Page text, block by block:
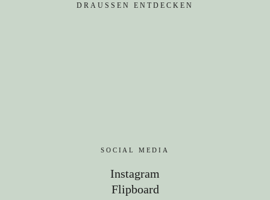
DRAUSSEN ENTDECKEN
SOCIAL MEDIA
Instagram
Flipboard